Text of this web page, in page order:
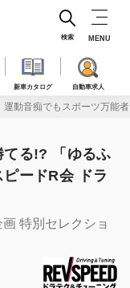
新車カタログ 自動車求人
検索 MENU
運動音痴でもスポーツ万能
てる!? 「ゆるふ
ードR会 ドラ
特別セレクショ